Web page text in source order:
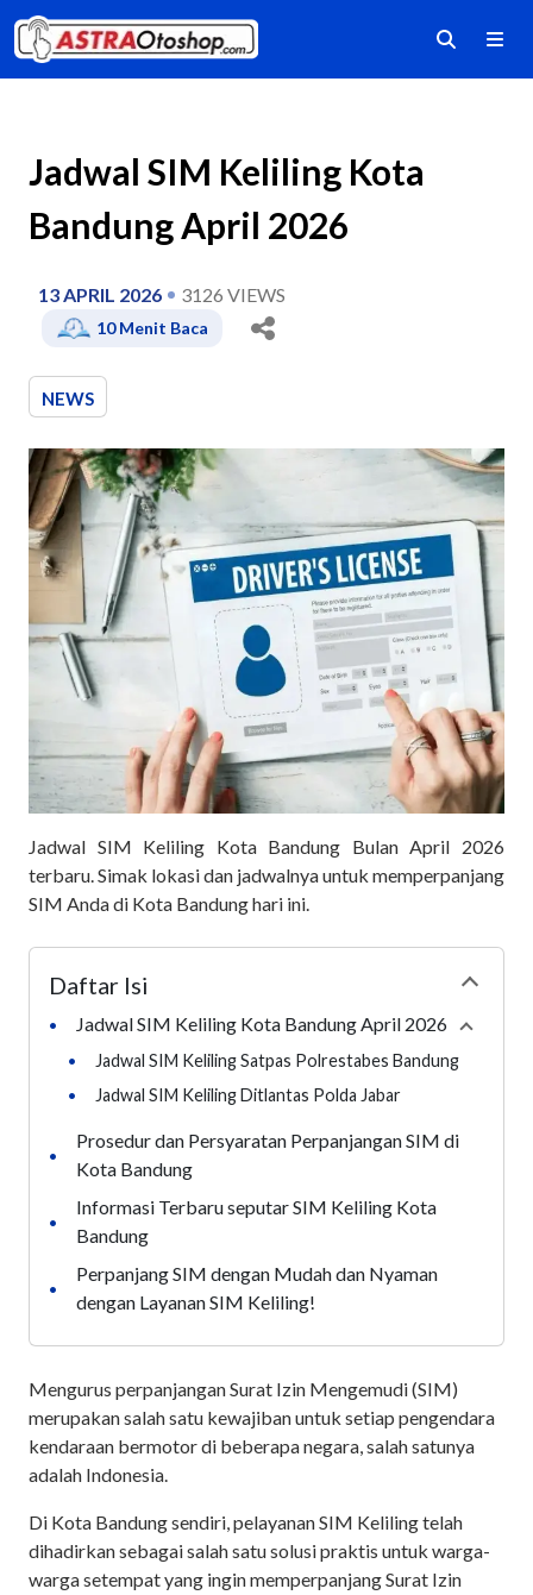
Jadwal SIM Keliling Kota
Bandung April 2026
13 APRIL 2026 3126 VIEWS
10Menit Baca
NEWS
Jadwal SIM Keliling Kota Bandung Bulan April 2026
terbaru. Simak lokasi dan jadwalnya untuk memperpanjang
SIM Anda di Kota Bandung hari ini.
Daftar Isi
•
Jadwal SIM Keliling Kota Bandung April 2026
Collapse
•
Jadwal SIM Keliling Satpas Polrestabes Bandung
•
Jadwal SIM Keliling Ditlantas Polda Jabar
•
Prosedur dan Persyaratan Perpanjangan SIM di
Kota Bandung
•
Informasi Terbaru seputar SIM Keliling Kota
Bandung
•
Perpanjang SIM dengan Mudah dan Nyaman
dengan Layanan SIM Keliling!
Mengurus perpanjangan Surat Izin Mengemudi (SIM)
merupakan salah satu kewajiban untuk setiap pengendara
kendaraan bermotor di beberapa negara, salah satunya
adalah Indonesia.
Di Kota Bandung sendiri, pelayanan SIM Keliling telah
dihadirkan sebagai salah satu solusi praktis untuk warga-
warga setempat yang ingin memperpanjang Surat Izin